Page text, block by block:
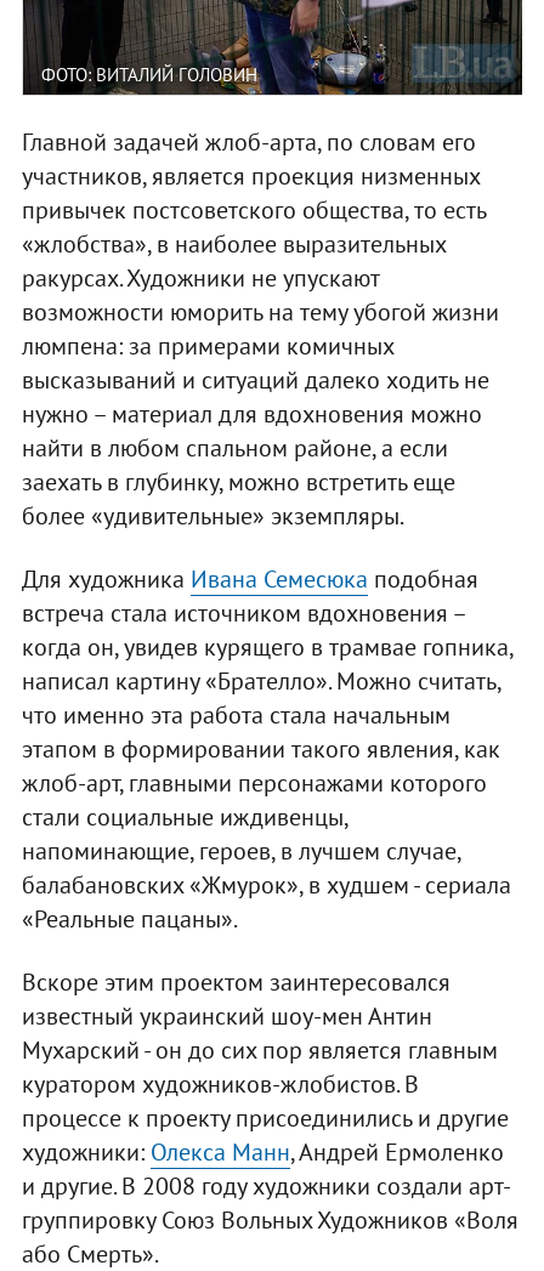
ФОТО: ВИТАЛИЙ ГОЛОВИН
Главной задачей жлоб-арта, по словам его
участников, является проекция низменных
привычек постсоветского общества, то есть
«жлобства», в наиболее выразительных
ракурсах. Художники не упускают
возможности юморить на тему убогой жизни
люмпена: за примерами комичных
высказываний и ситуаций далеко ходить не
нужно – материал для вдохновения можно
найти в любом спальном районе, а если
заехать в глубинку, можно встретить еще
более «удивительные» экземпляры.
Для художника Ивана Семесюка подобная
встреча стала источником вдохновения –
когда он, увидев курящего в трамвае гопника,
написал картину «Брателло». Можно считать,
что именно эта работа стала начальным
этапом в формировании такого явления, как
жлоб-арт, главными персонажами которого
стали социальные иждивенцы,
напоминающие, героев, в лучшем случае,
балабановских «Жмурок», в худшем - сериала
«Реальные пацаны».
Вскоре этим проектом заинтересовался
известный украинский шоу-мен Антин
Мухарский - он до сих пор является главным
куратором художников-жлобистов. В
процессе к проекту присоединились и другие
художники: Олекса Манн, Андрей Ермоленко
и другие. В 2008 году художники создали арт-
группировку Союз Вольных Художников «Воля
або Смерть».